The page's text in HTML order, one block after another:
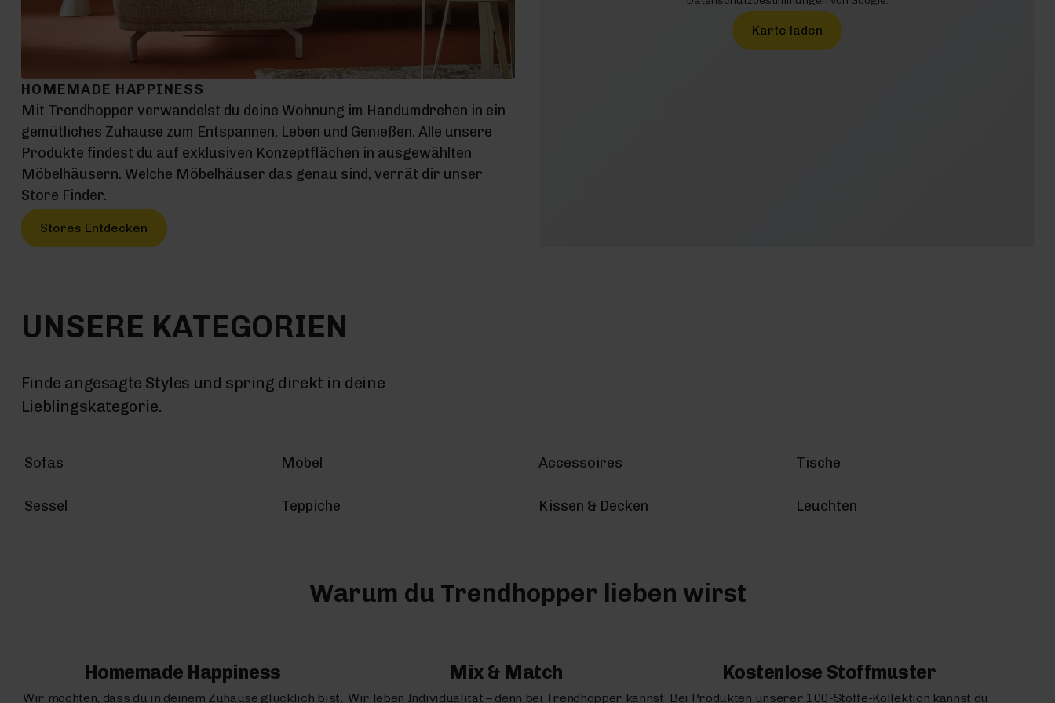
HOMEMADE HAPPINESS
Mit Trendhopper verwandelst du deine Wohnung im Handumdrehen in ein
gemütliches Zuhause zum Entspannen, Leben und Genießen. Alle unsere
Produkte findest du auf exklusiven Konzeptflächen in ausgewählten
Möbelhäusern. Welche Möbelhäuser das genau sind, verrät dir unser
Store Finder.
Stores Entdecken
Karte laden
UNSERE KATEGORIEN
Finde angesagte Styles und spring direkt in deine
Lieblingskategorie.
Sofas Möbel Accessoires Tische
Sessel Teppiche Kissen & Decken Leuchten
Warum du Trendhopper lieben wirst
Homemade Happiness
Wir möchten, dass du in deinem Zuhause glücklich bist.
Mix & Match
Wir leben Individualität – denn bei Trendhopper kannst
Kostenlose Stoffmuster
Bei Produkten unserer 100-Stoffe-Kollektion kannst du